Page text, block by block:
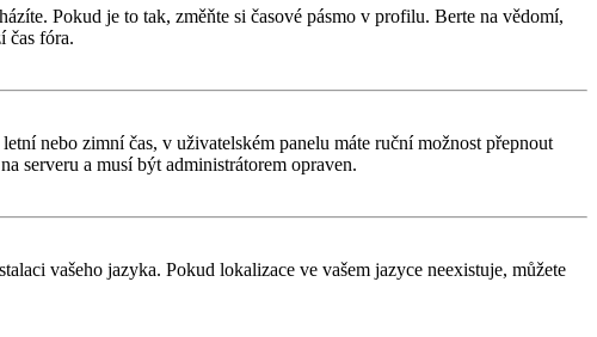
Pokud je to tak, změňte si časové pásmo v profilu. Berte na vědomí,
čas fóra.
nebo zimní čas, v uživatelském panelu máte ruční možnost přepnout
serveru a musí být administrátorem opraven.
vašeho jazyka. Pokud lokalizace ve vašem jazyce neexistuje, můžete